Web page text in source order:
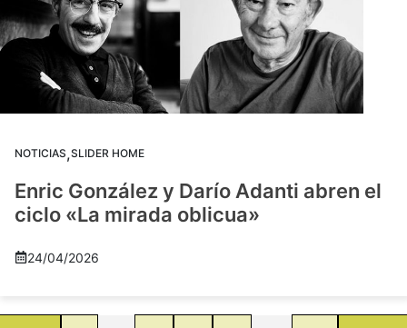
NOTICIAS,SLIDER HOME
Enric González y Darío Adanti abren el
ciclo «La mirada oblicua»
24/04/2026